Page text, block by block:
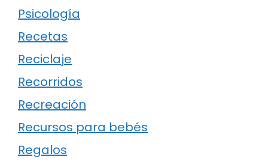
Psicología
Recetas
Reciclaje
Recorridos
Recreación
Recursos para bebés
Regalos